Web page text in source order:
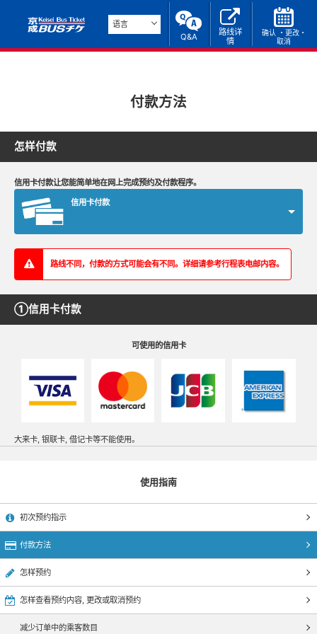
语言
Q&A
路线详
情
确认 ・更改・
取消
初次预约指示
付款方法
怎样预约
怎样查看预约内容, 更改或取消预约
减少订单中的乘客数目
付款方法
怎样付款
信用卡付款让您能简单地在网上完成预约及付款程序。
信用卡付款
路线不同，付款的方式可能会有不同。详细请参考行程表电邮内容。
①信用卡付款
可使用的信用卡
大来卡, 银联卡, 借记卡等不能使用。